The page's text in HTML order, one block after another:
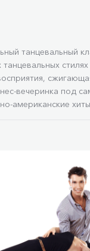
танцевальный
вечеринка под
американские